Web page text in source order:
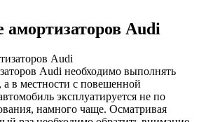
Audi
Audi необходимо выполнять
а в местности с повешенной
эксплуатируется не по
намного чаще. Осматривая